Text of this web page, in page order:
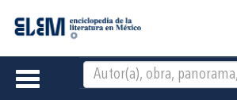
Toggle